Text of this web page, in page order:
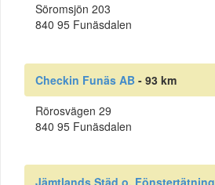
Söromsjön 203
840 95 Funäsdalen
Checkin Funäs AB - 93 km
Rörosvägen 29
840 95 Funäsdalen
Jämtlands Städ o. Fönstertätning